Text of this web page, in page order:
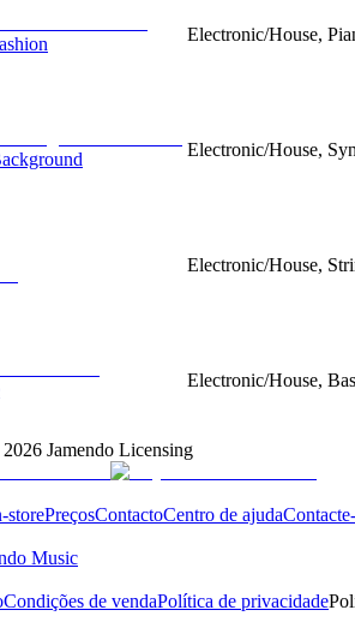
Electronic/House,
Electronic/House,
Electronic/House,
Electronic/House,
2026 Jamendo Licensing
storePreçosContactoCentro de ajuda
Music
Condições de vendaPolítica de privacidade